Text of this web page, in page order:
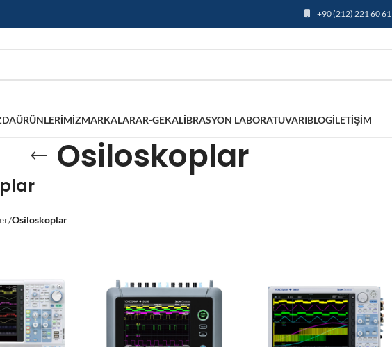
+90 (212) 221 60 61
ÜRÜNLERIMIZMARKALARAR-GEKALIBRASYON LABORATUVARIBLOGİLETIŞIM
Osiloskoplar
/Osiloskoplar